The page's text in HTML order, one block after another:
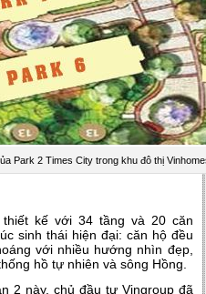
Park 2 Times City trong khu đô thị
kế với 34 tầng và 20 căn
sinh thái hiện đại: căn hộ đều
với nhiều hướng nhìn đẹp,
hồ tự nhiên và sông Hồng.
2 này, chủ đầu tư Vingroup đã